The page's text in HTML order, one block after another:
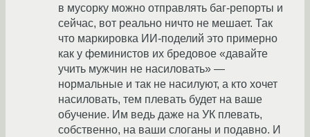
в мусорку можно отправлять баг-репорты и
сейчас, вот реально ничто не мешает. Так
что маркировка ИИ-поделий это примерно
как у феминистов их бредовое «давайте
учить мужчин не насиловать» —
нормальные и так не насилуют, а кто хочет
насиловать, тем плевать будет на ваше
обучение. Им ведь даже на УК плевать,
собственно, на ваши слоганы и подавно. И